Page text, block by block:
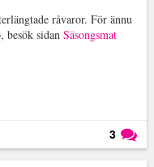
råvaror. För ännu
besök sidan Säsongsmat
3